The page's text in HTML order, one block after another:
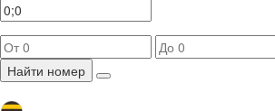
Найти номер